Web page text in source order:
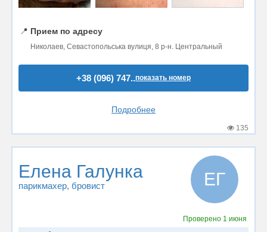
📍 Прием по адресу
Николаев, Севастопольська вулиця, 8 р-н. Центральный
+38 (096) 747..показать номер
Подробнее
135
Елена Галунка
парикмахер, бровист ЕГ
Проверено 1 июня